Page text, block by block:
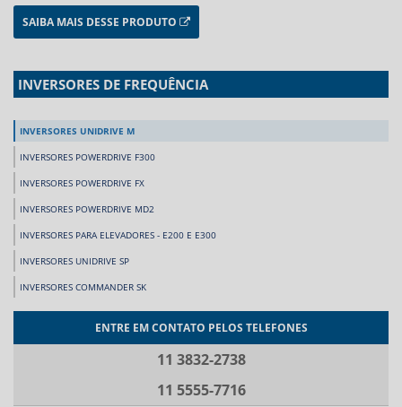
SAIBA MAIS DESSE PRODUTO
INVERSORES DE FREQUÊNCIA
INVERSORES UNIDRIVE M
INVERSORES POWERDRIVE F300
INVERSORES POWERDRIVE FX
INVERSORES POWERDRIVE MD2
INVERSORES PARA ELEVADORES - E200 E E300
INVERSORES UNIDRIVE SP
INVERSORES COMMANDER SK
ENTRE EM CONTATO PELOS TELEFONES
11 3832-2738
11 5555-7716